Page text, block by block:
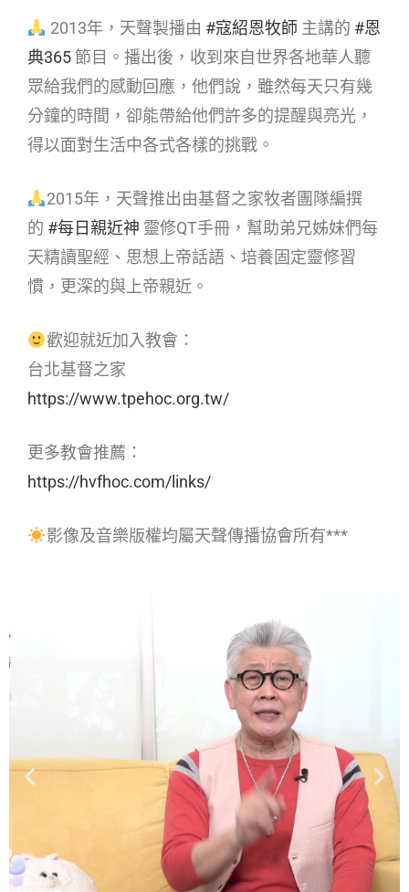
2013年，天聲製播由 #寇紹恩牧師 主講的 #恩
典365 節目。播出後，收到來自世界各地華人聽
眾給我們的感動回應，他們說，雖然每天只有幾
分鐘的時間，卻能帶給他們許多的提醒與亮光，
得以面對生活中各式各樣的挑戰。
2015年，天聲推出由基督之家牧者團隊編撰
的 #每日親近神 靈修QT手冊，幫助弟兄姊妹們每
天精讀聖經、思想上帝話語、培養固定靈修習
慣，更深的與上帝親近。
歡迎就近加入教會：
台北基督之家
https://www.tpehoc.org.tw/
更多教會推薦：
https://hvfhoc.com/links/
影像及音樂版權均屬天聲傳播協會所有***